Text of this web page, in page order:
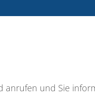
anrufen und Sie